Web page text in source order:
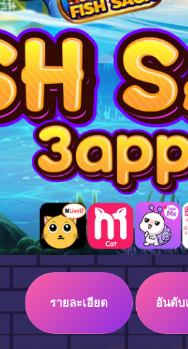
รายละเอียด อันดับ